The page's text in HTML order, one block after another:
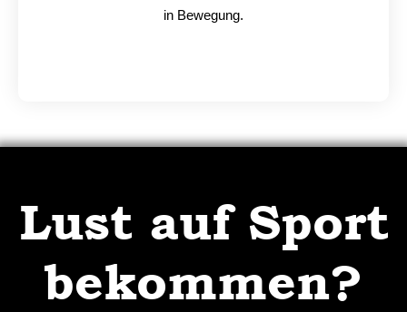
in Bewegung.
Lust auf Sport
bekommen?